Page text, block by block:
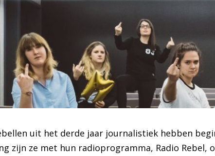
uit het derde jaar journalistiek hebben
zijn ze met hun radioprogramma, Radio Rebel,